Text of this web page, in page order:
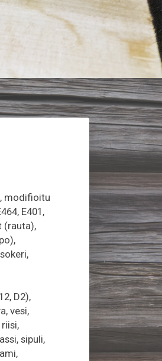
modifioitu
E401,
(rauta),
D2),
vesi,
riisi,
sipuli,